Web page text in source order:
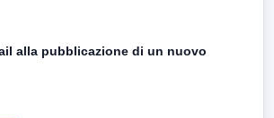
alla pubblicazione di un nuovo